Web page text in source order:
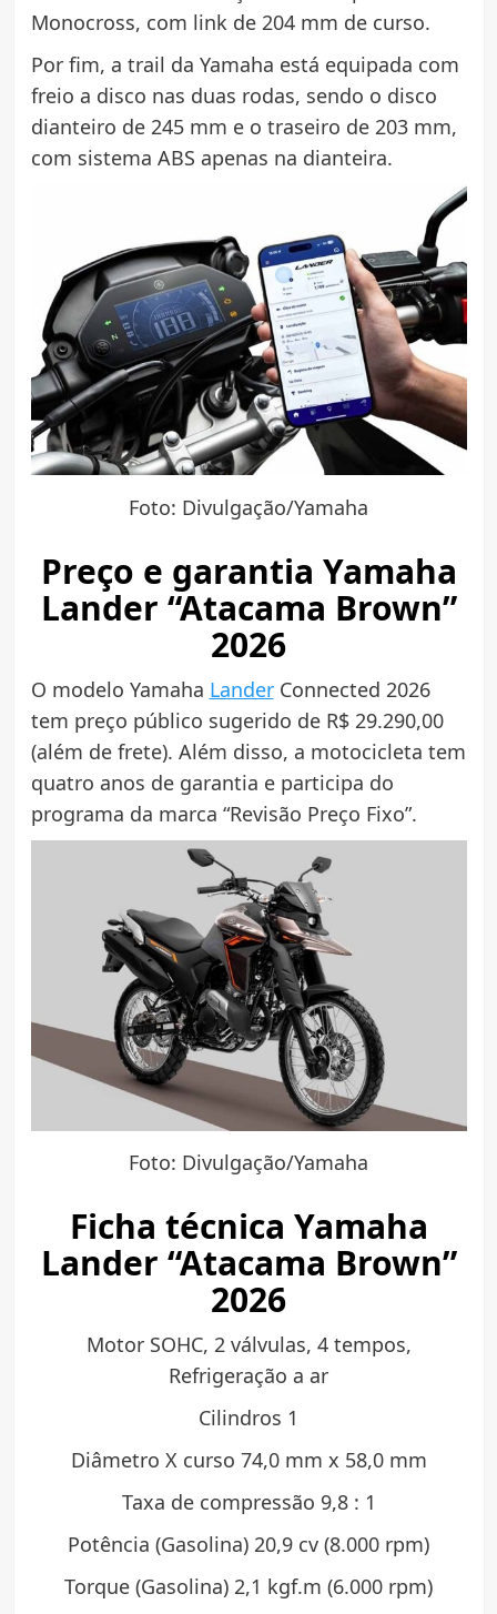
Monocross, com link de 204 mm de curso.
Por fim, a trail da Yamaha está equipada com
freio a disco nas duas rodas, sendo o disco
dianteiro de 245 mm e o traseiro de 203 mm,
com sistema ABS apenas na dianteira.
Foto: Divulgação/Yamaha
Preço e garantia Yamaha
Lander “Atacama Brown”
2026
O modelo Yamaha LanderConnected 2026
tem preço público sugerido de R$ 29.290,00
(além de frete). Além disso, a motocicleta tem
quatro anos de garantia e participa do
programa da marca “Revisão Preço Fixo”.
Foto: Divulgação/Yamaha
Ficha técnica Yamaha
Lander “Atacama Brown”
2026
Motor SOHC, 2 válvulas, 4 tempos,
Refrigeração a ar
Cilindros 1
Diâmetro X curso 74,0 mm x 58,0 mm
Taxa de compressão 9,8 : 1
Potência (Gasolina) 20,9 cv (8.000 rpm)
Torque (Gasolina) 2,1 kgf.m (6.000 rpm)